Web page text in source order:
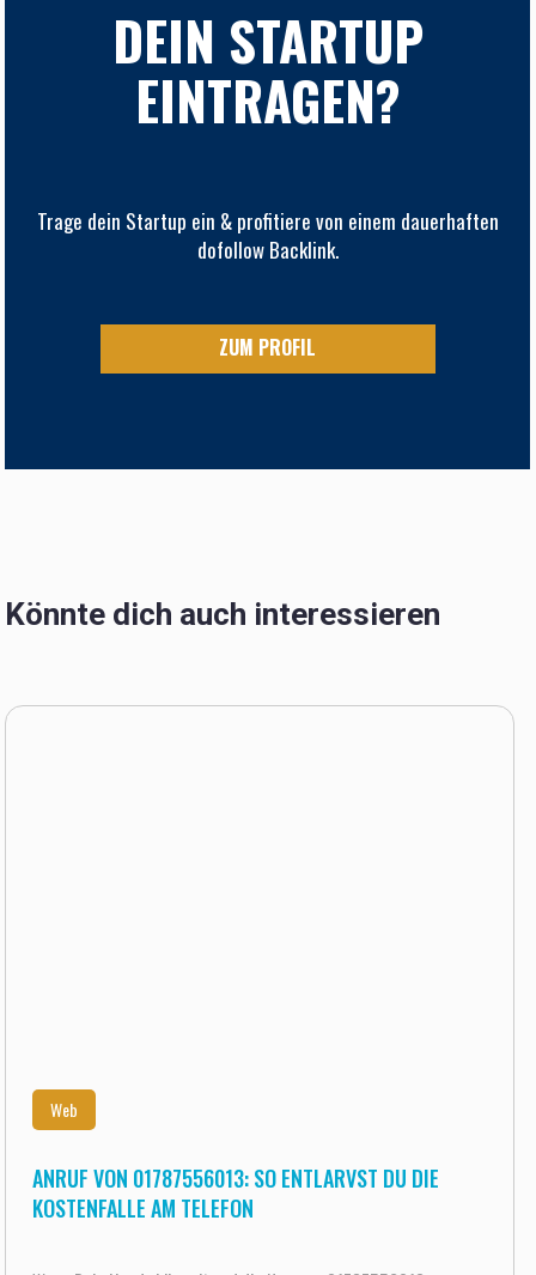
DEIN STARTUP
EINTRAGEN?
Trage dein Startup ein & profitiere von einem dauerhaften
dofollow Backlink.
ZUM PROFIL
Könnte dich auch interessieren
Web
ANRUF VON 01787556013: SO ENTLARVST DU DIE
KOSTENFALLE AM TELEFON